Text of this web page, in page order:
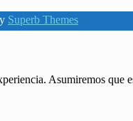
Superb Themes
Asumiremos que